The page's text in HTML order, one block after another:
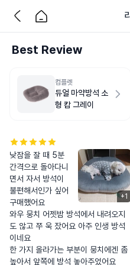
Best Review
컴플렛
듀얼 마약방석 소
형 캄 그레이
+1
낮잠을 잘 때 5분
간격으로 돌아다니
면서 자서 방석이
불편해서인가 싶어
구매했어요
와우 뭉치 어젯밤 방석에서 내려오지
도 않고 쭈 욱 잤어요 아주 인생 방석
이네요
한 가지 올라가는 부분이 뭉치에겐 좀
높아서 앞쪽에 방석 놓아주었어요